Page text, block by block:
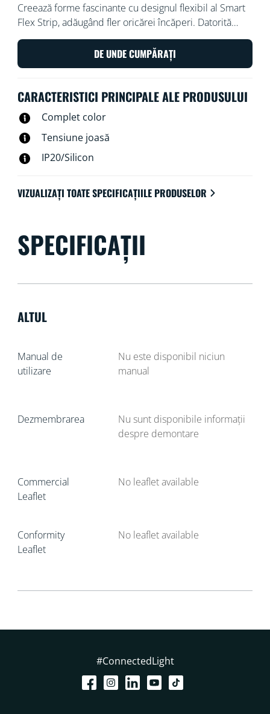
Creează forme fascinante cu designul flexibil al Smart
Flex Strip, adăugând fler oricărei încăperi. Datorită
culorilor și efectelor sale vibrante, poți să creezi fără
efort atmosfera perfectă pentru orice ocazie.
Personalizarea experienței tale iluminat nu a fost
WiZ, comenzile vocale sau telecomanda. Transformă-ți
moduri pe care nu le-ai crezut niciodată posibil cu
Smart Flex Strip.​
DE UNDE CUMPĂRAȚI
CARACTERISTICI PRINCIPALE ALE PRODUSULUI
Complet color
Tensiune joasă
IP20/Silicon
VIZUALIZAȚI TOATE SPECIFICAȚIILE PRODUSELOR
SPECIFICAȚII
ALTUL
Manual de
utilizare
Nu este disponibil niciun
manual
Dezmembrarea
Nu sunt disponibile informații
despre demontare
Commercial
Leaflet
No leaflet available
Conformity
Leaflet
No leaflet available
#ConnectedLight